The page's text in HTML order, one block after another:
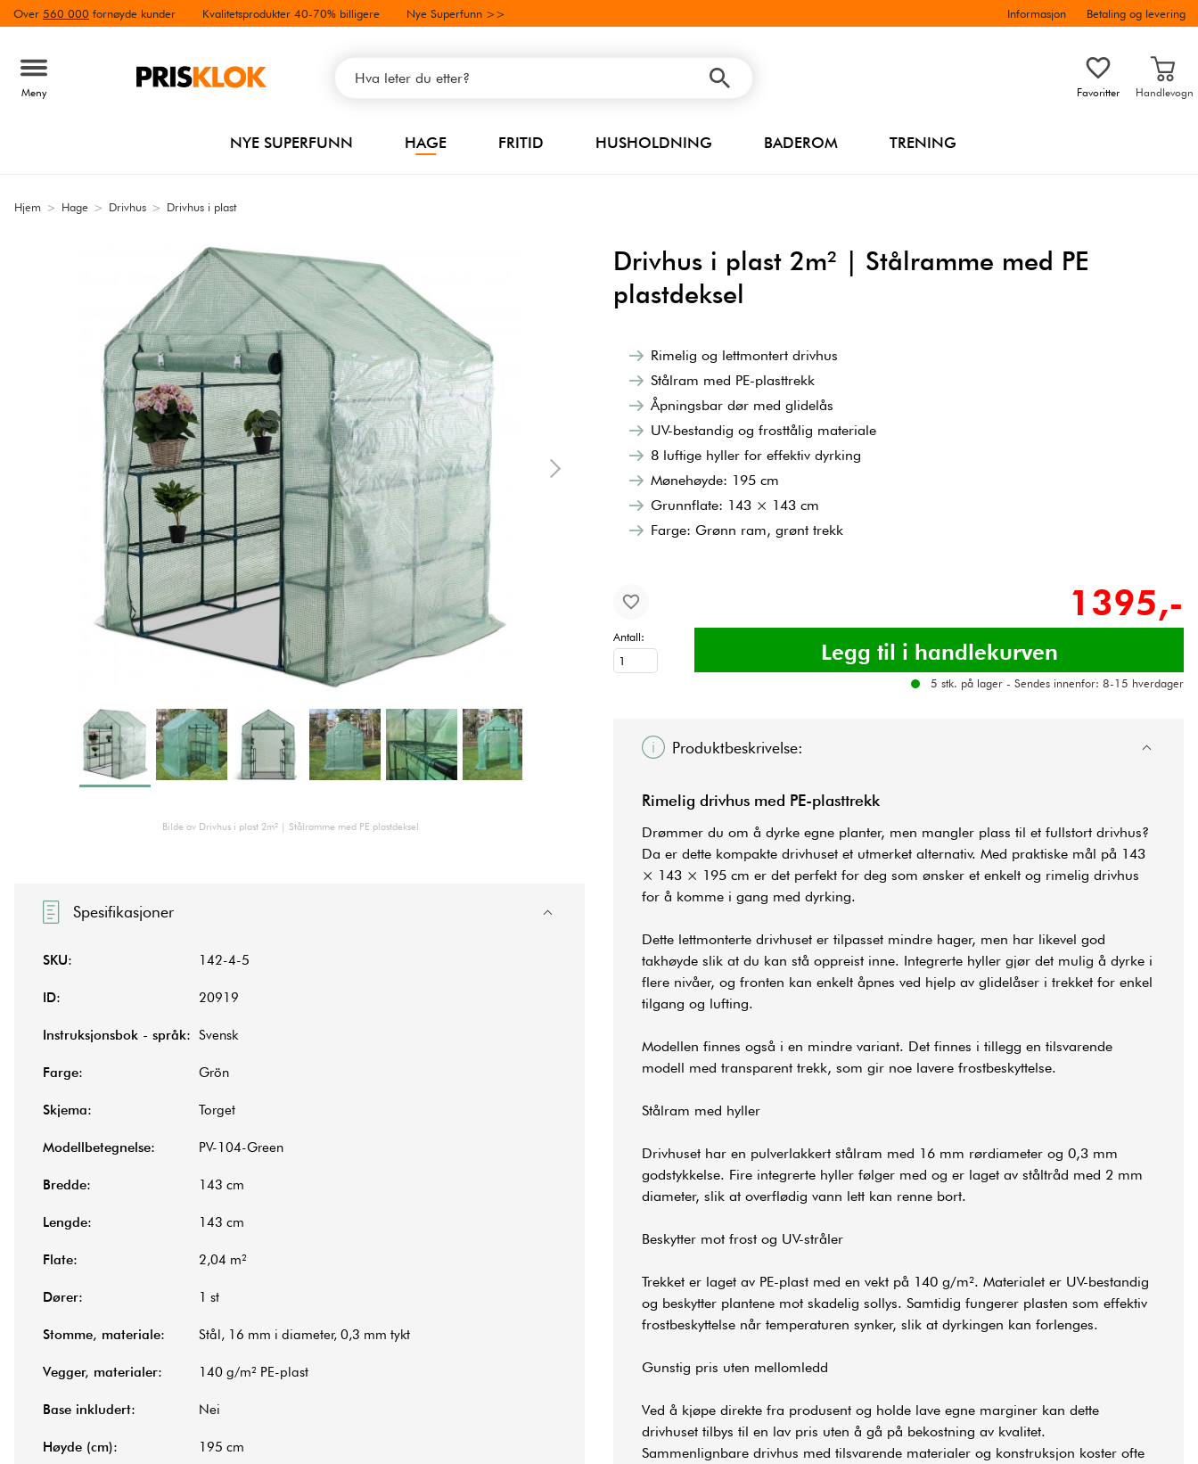
Over 560 000 fornøyde kunder Kvalitetsprodukter 40-70% billigere Nye Superfunn >> Informasjon Betaling og levering
Meny Favoritter Handlevogn
NYE SUPERFUNN HAGE FRITID HUSHOLDNING BADEROM TRENING
Hjem > Hage > Drivhus > Drivhus i plast
Drivhus i plast 2m² | Stålramme med PE
plastdeksel
Bilde av Drivhus i plast 2m² | Stålramme med PE plastdeksel
Rimelig og lettmontert drivhus
Stålram med PE-plasttrekk
Åpningsbar dør med glidelås
UV-bestandig og frosttålig materiale
8 luftige hyller for effektiv dyrking
Mønehøyde: 195 cm
Grunnflate: 143 × 143 cm
Farge: Grønn ram, grønt trekk​
1395,-
Antall:
5 stk. på lager - Sendes innenfor: 8-15 hverdager
Produktbeskrivelse:
Rimelig drivhus med PE-plasttrekk
Drømmer du om å dyrke egne planter, men mangler plass til et fullstort drivhus?
Da er dette kompakte drivhuset et utmerket alternativ. Med praktiske mål på 143
× 143 × 195 cm er det perfekt for deg som ønsker et enkelt og rimelig drivhus
for å komme i gang med dyrking.
Dette lettmonterte drivhuset er tilpasset mindre hager, men har likevel god
takhøyde slik at du kan stå oppreist inne. Integrerte hyller gjør det mulig å dyrke i
flere nivåer, og fronten kan enkelt åpnes ved hjelp av glidelåser i trekket for enkel
tilgang og lufting.
Modellen finnes også i en mindre variant. Det finnes i tillegg en tilsvarende
modell med transparent trekk, som gir noe lavere frostbeskyttelse.
Stålram med hyller
Drivhuset har en pulverlakkert stålram med 16 mm rørdiameter og 0,3 mm
godstykkelse. Fire integrerte hyller følger med og er laget av ståltråd med 2 mm
diameter, slik at overflødig vann lett kan renne bort.
Beskytter mot frost og UV-stråler
Trekket er laget av PE-plast med en vekt på 140 g/m². Materialet er UV-bestandig
og beskytter plantene mot skadelig sollys. Samtidig fungerer plasten som effektiv
frostbeskyttelse når temperaturen synker, slik at dyrkingen kan forlenges.
Gunstig pris uten mellomledd
Ved å kjøpe direkte fra produsent og holde lave egne marginer kan dette
drivhuset tilbys til en lav pris uten å gå på bekostning av kvalitet.
Sammenlignbare drivhus med tilsvarende materialer og konstruksjon koster ofte
Spesifikasjoner
SKU: 142-4-5
ID: 20919
Instruksjonsbok - språk: Svensk
Farge: Grön
Skjema: Torget
Modellbetegnelse: PV-104-Green
Bredde: 143 cm
Lengde: 143 cm
Flate: 2,04 m²
Dører: 1 st
Stomme, materiale: Stål, 16 mm i diameter, 0,3 mm tykt
Vegger, materialer: 140 g/m² PE-plast
Base inkludert: Nei
Høyde (cm): 195 cm